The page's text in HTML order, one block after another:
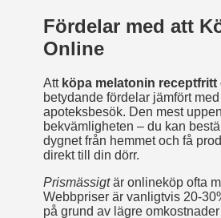
Fördelar med att
Online
Att köpa melatonin receptfritt
betydande fördelar jämfört med
apoteksbesök. Den mest
bekvämligheten – du kan
dygnet från hemmet och få
direkt till din dörr.
Prismässigtär onlineköp ofta
Webbpriser är vanligtvis 20-
på grund av lägre